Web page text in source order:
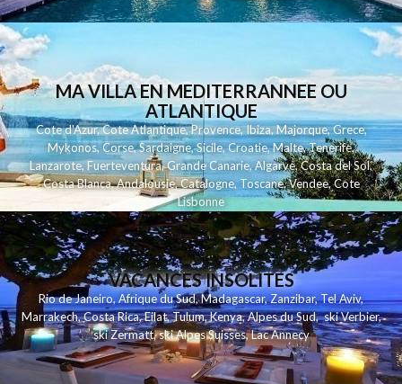
MA VILLA EN MEDITERRANNEE OU
ATLANTIQUE
Cote d'Azur,Cote Atlantique,Provence,Ibiza,Majorque,Grece,
Mykonos,Corse,Sardaigne,Sicile,Croatie,Malte,Tenerife,
Lanzarote,Fuerteventura,Grande Canarie,Algarve,Costa del Sol,
Costa Blanca,Andalousie,Catalogne,Toscane,Vendee,Cote
Lisbonne
VACANCES INSOLITES
Rio de Janeiro,Afrique du Sud,Madagascar,Zanzibar,Tel Aviv,
Marrakech,Costa Rica,Eilat,Tulum,Kenya,Alpes du Sud,ski Verbier,
ski Zermatt,ski Alpes Suisses,Lac Annecy